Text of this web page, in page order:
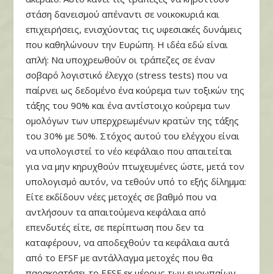
στάση δανεισμού απέναντι σε νοικοκυριά και
επιχειρήσεις, ενισχύοντας τις υφεσιακές δυνάμεις
που καθηλώνουν την Ευρώπη. Η ιδέα εδώ είναι
απλή: Να υποχρεωθούν οι τράπεζες σε έναν
σοβαρό λογιστικό έλεγχο (stress tests) που να
παίρνει ως δεδομένο ένα κούρεμα των τοξικών της
τάξης του 90% και ένα αντίστοιχο κούρεμα των
ομολόγων των υπερχρεωμένων κρατών της τάξης
του 30% με 50%. Στόχος αυτού του ελέγχου είναι
να υπολογιστεί το νέο κεφάλαιο που απαιτείται
για να μην κηρυχθούν πτωχευμένες ώστε, μετά τον
υπολογισμό αυτόν, να τεθούν υπό το εξής δίλημμα:
Είτε εκδίδουν νέες μετοχές σε βαθμό που να
αντλήσουν τα απαιτούμενα κεφάλαια από
επενδυτές είτε, σε περίπτωση που δεν τα
καταφέρουν, να αποδεχθούν τα κεφάλαια αυτά
από το EFSF με αντάλλαγμα μετοχές που θα